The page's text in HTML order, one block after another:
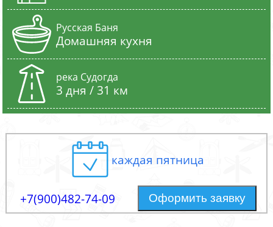
Русская Баня
Домашняя кухня
река Судогда
3 дня / 31 км
каждая пятница
+7(900)482-74-09 Оформить заявку